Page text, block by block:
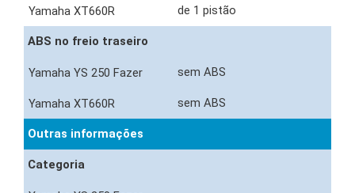
de 1 pistão
ABS no freio traseiro
sem ABS
sem ABS
Outras informações
Categoria